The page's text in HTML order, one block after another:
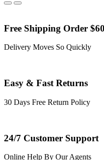
Free Shipping Order $60
Delivery Moves So Quickly
Easy & Fast Returns
30 Days Free Return Policy
24/7 Customer Support
Online Help By Our Agents